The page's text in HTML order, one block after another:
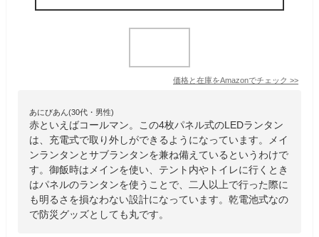
価格と在庫をAmazonでチェック >>
あにびあん(30代・男性)
赤といえばコールマン。この4枚パネル式のLEDランタン
は、充電式で取り外しができるようになっています。メイ
ンランタンとサブランタンを兼ね備えているというわけで
す。御飯時はメインを使い、テント内やトイレに行くとき
はパネルのランタンを使うことで、二人以上で行った際に
も明るさを損なわない設計になっています。乾電池式なの
で防災グッズとしても丸です。